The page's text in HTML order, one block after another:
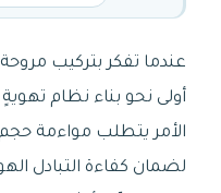
عندما تفكر بتركيب مروحة
أولى نحو بناء نظام
الأمر يتطلب مواءمة
لضمان كفاءة التبادل